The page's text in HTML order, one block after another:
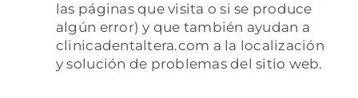
las páginas que visita o si se produce
algún error) y que también ayudan a
clinicadentaltera.com a la localización
y solución de problemas del sitio web.